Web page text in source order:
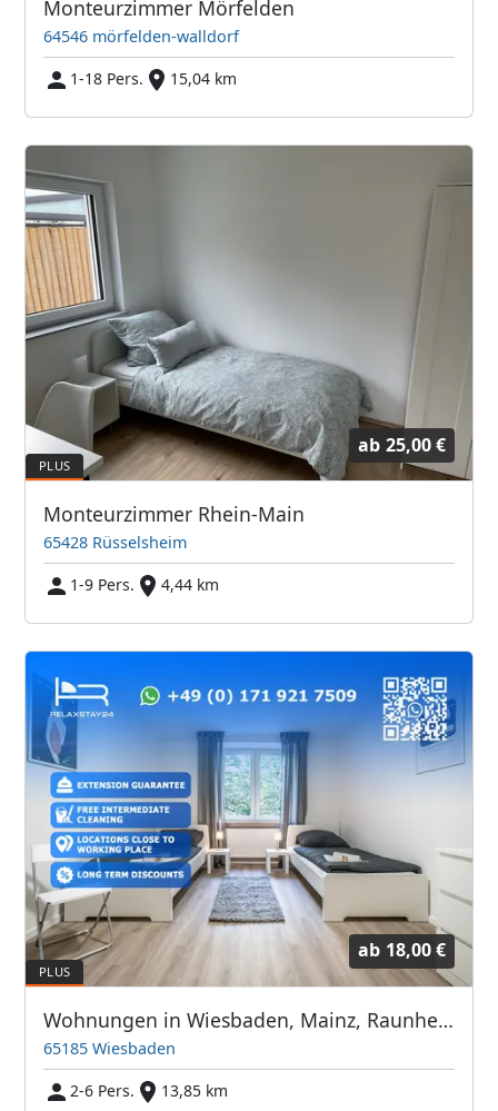
Monteurzimmer Mörfelden
64546 mörfelden-walldorf
1-18 Pers.
15,04 km
ab 25,00 €
Monteurzimmer Rhein-Main
65428 Rüsselsheim
1-9 Pers.
4,44 km
ab 18,00 €
Wohnungen in Wiesbaden, Mainz, Raunheim und Umgebung
65185 Wiesbaden
2-6 Pers.
13,85 km